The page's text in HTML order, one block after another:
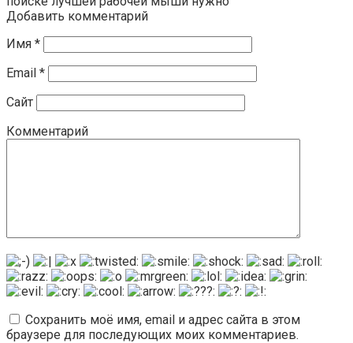
Добавить комментарий
Имя *
Email *
Сайт
Комментарий
Сохранить моё имя, email и адрес сайта в этом
браузере для последующих моих комментариев.